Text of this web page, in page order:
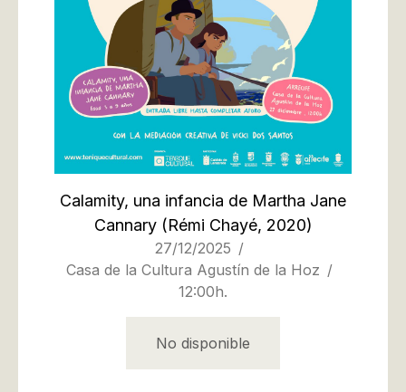
Calamity, una infancia de Martha Jane
Cannary(Rémi Chayé, 2020)
27/12/2025
Casa de la Cultura Agustín de la Hoz
12:00h.
No disponible